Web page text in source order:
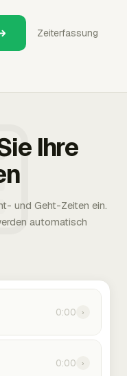
Zeiterfassung
Ihre
und Geht-Zeiten ein.
automatisch
0:00 ›
0:00 ›